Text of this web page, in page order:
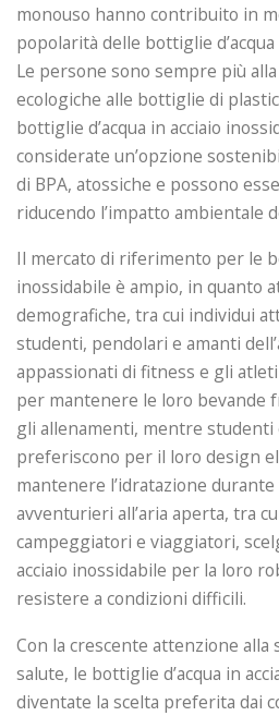
monouso hanno contribuito in
popolarità delle bottiglie
Le persone sono sempre più
ecologiche alle bottiglie di
bottiglie d’acqua in acciaio
considerate un’opzione
di BPA, atossiche e possono
riducendo l’impatto ambientale
Il mercato di riferimento per le
inossidabile è ampio, in quanto
demografiche, tra cui individui
studenti, pendolari e amanti
appassionati di fitness e gli
per mantenere le loro bevande
gli allenamenti, mentre
preferiscono per il loro design
mantenere l’idratazione
avventurieri all’aria aperta, tra
campeggiatori e viaggiatori,
acciaio inossidabile per la loro
resistere a condizioni difficili.
Con la crescente attenzione alla
salute, le bottiglie d’acqua in
diventate la scelta preferita dai